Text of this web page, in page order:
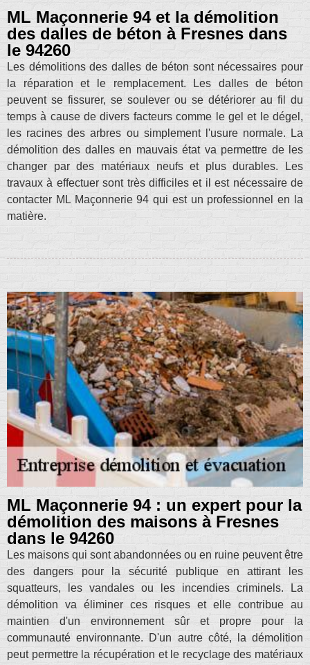
ML Maçonnerie 94 et la démolition
des dalles de béton à Fresnes dans
le 94260
Les démolitions des dalles de béton sont nécessaires pour
la réparation et le remplacement. Les dalles de béton
peuvent se fissurer, se soulever ou se détériorer au fil du
temps à cause de divers facteurs comme le gel et le dégel,
les racines des arbres ou simplement l'usure normale. La
démolition des dalles en mauvais état va permettre de les
changer par des matériaux neufs et plus durables. Les
travaux à effectuer sont très difficiles et il est nécessaire de
contacter ML Maçonnerie 94 qui est un professionnel en la
matière.
ML Maçonnerie 94 : un expert pour la
démolition des maisons à Fresnes
dans le 94260
Les maisons qui sont abandonnées ou en ruine peuvent être
des dangers pour la sécurité publique en attirant les
squatteurs, les vandales ou les incendies criminels. La
démolition va éliminer ces risques et elle contribue au
maintien d'un environnement sûr et propre pour la
communauté environnante. D'un autre côté, la démolition
peut permettre la récupération et le recyclage des matériaux